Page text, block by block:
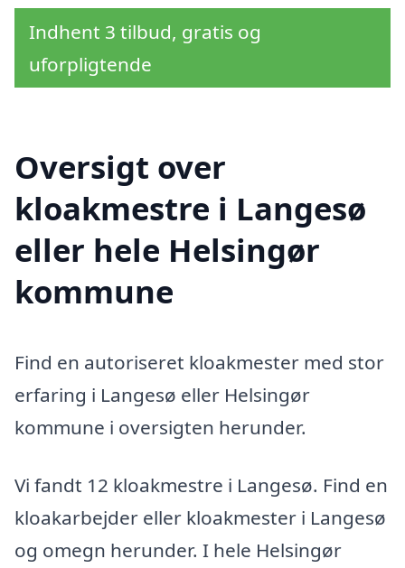
Indhent 3 tilbud, gratis og
uforpligtende
Oversigt over
kloakmestre i Langesø
eller hele Helsingør
kommune
Find en autoriseret kloakmester med stor
erfaring i Langesø eller Helsingør
kommune i oversigten herunder.
Vi fandt 12 kloakmestre i Langesø. Find en
kloakarbejder eller kloakmester i Langesø
og omegn herunder. I hele Helsingør